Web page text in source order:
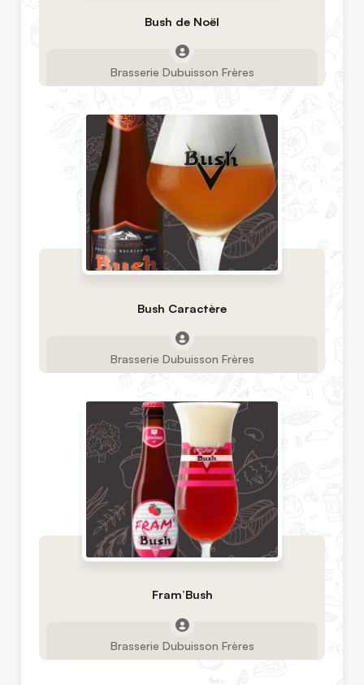
Bush de Noël
Brasserie Dubuisson Frères
Bush Caractère
Brasserie Dubuisson Frères
Fram’Bush
Brasserie Dubuisson Frères